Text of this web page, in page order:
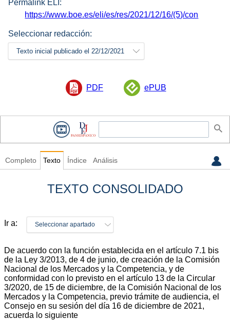
Permalink ELI:
https://www.boe.es/eli/es/res/2021/12/16/(5)/con
Seleccionar redacción:
Texto inicial publicado el 22/12/2021
PDF ePUB
Completo Texto Índice Análisis
TEXTO CONSOLIDADO
Ir a: Seleccionar apartado
De acuerdo con la función establecida en el artículo 7.1 bis
de la Ley 3/2013, de 4 de junio, de creación de la Comisión
Nacional de los Mercados y la Competencia, y de
conformidad con lo previsto en el artículo 13 de la Circular
3/2020, de 15 de diciembre, de la Comisión Nacional de los
Mercados y la Competencia, previo trámite de audiencia, el
Consejo en su sesión del día 16 de diciembre de 2021,
acuerda lo siguiente